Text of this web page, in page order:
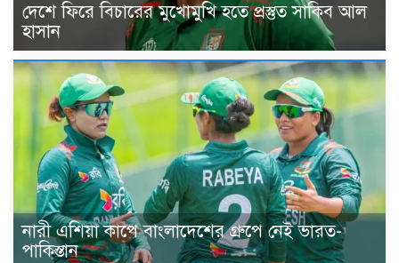
দেশে ফিরে বিচারের মুখোমুখি হতে প্রস্তুত সাকিব আল
হাসান
নারী এশিয়া কাপে বাংলাদেশের গ্রুপে নেই ভারত-
পাকিস্তান